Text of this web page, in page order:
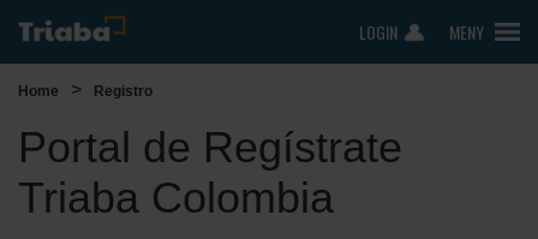
MENY
LOGIN
Home > Registro
Portal de Regístrate
Triaba Colombia